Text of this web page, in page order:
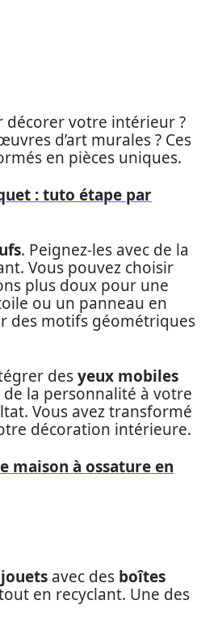
votre intérieur ?
d’art murales ? Ces
en pièces uniques.
: tuto étape par
. Peignez-les avec de la
Vous pouvez choisir
plus doux pour une
ou un panneau en
des motifs géométriques
desyeux mobiles
la personnalité à votre
Vous avez transformé
décoration intérieure.
maison à ossature en
jouets avec des boîtes
en recyclant. Une des